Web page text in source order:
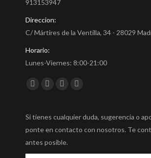
913153947
Direccion:
C/ Mártires de la Ventilla, 34 - 28029
Horario:
Lunes-Viernes: 8:00-21:00
Encuéntranos en:
Si tienes cualquier duda, sugerencia o
ponte en contacto con nosotros. Te
antes posible.